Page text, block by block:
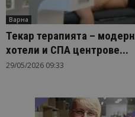
Варна
Текар терапията –
хотели и СПА центрове...
29/05/2026 09:33